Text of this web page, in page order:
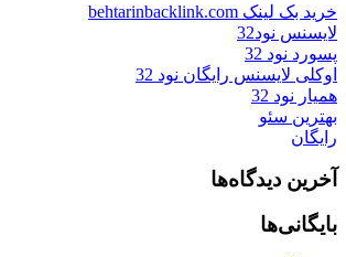
خرید بک لینک behtarinbacklink.com
لایسنس نود32
پسورد نود 32
اوکلی لایسنس رایگان نود 32
همیار نود 32
بهترین سئو
رایگان
آخرین دیدگاه‌ها
بایگانی‌ها